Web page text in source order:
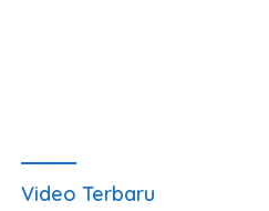
Video Terbaru